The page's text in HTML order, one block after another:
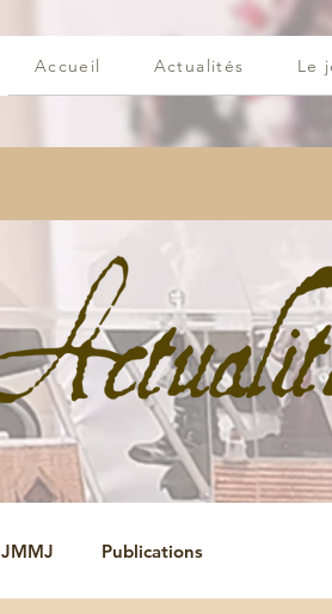
Accueil Actualités Le
JMMJ Publications